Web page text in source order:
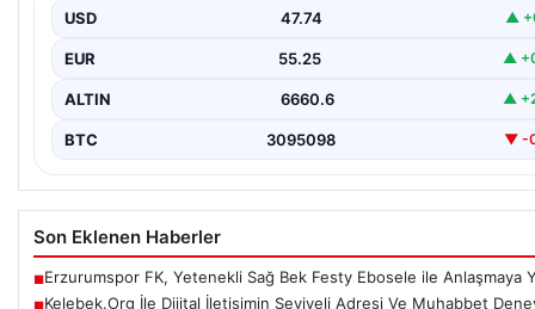
bir önem barındırmaktadır. Halen birçok…
USD 47.74 ▲
EUR 55.25 ▲
ALTIN 6660.6 ▲
BTC 3095098 ▼ -
Son Eklenen Haberler
■Erzurumspor FK, Yetenekli Sağ Bek Festy Ebosele ile Anlaşmaya
■Kelebek.Org İle Dijital İletişimin Seviyeli Adresi Ve Muhabbet